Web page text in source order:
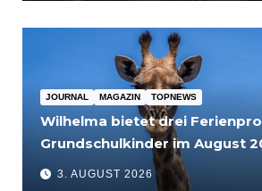
JOURNAL MAGAZIN TOPNEWS
Wilhelma bietet drei
Grundschulkinder im August
3. AUGUST 2026